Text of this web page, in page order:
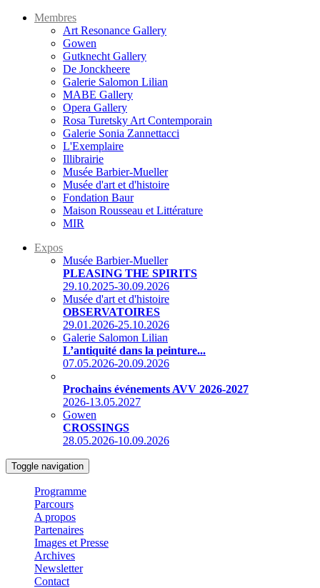
Membres
Art Resonance Gallery
Gowen
Gutknecht Gallery
De Jonckheere
Galerie Salomon Lilian
MABE Gallery
Opera Gallery
Rosa Turetsky Art Contemporain
Galerie Sonia Zannettacci
L'Exemplaire
Illibrairie
Musée Barbier-Mueller
Musée d'art et d'histoire
Fondation Baur
Maison Rousseau et Littérature
MIR
Expos
Musée Barbier-Mueller
PLEASING THE SPIRITS
29.10.2025-30.09.2026
Musée d'art et d'histoire
OBSERVATOIRES
29.01.2026-25.10.2026
Galerie Salomon Lilian
L’antiquité dans la peinture...
07.05.2026-20.09.2026
Prochains événements AVV 2026-2027
2026-13.05.2027
Gowen
CROSSINGS
28.05.2026-10.09.2026
Toggle navigation
Programme
Parcours
A propos
Partenaires
Images et Presse
Archives
Newsletter
Contact